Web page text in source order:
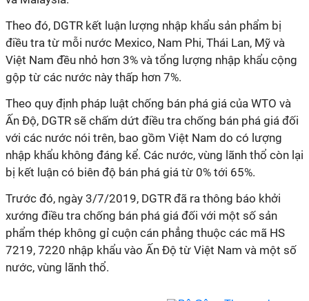
Theo đó, DGTR kết luận lượng nhập khẩu sản phẩm bị
điều tra từ mỗi nước Mexico, Nam Phi, Thái Lan, Mỹ và
Việt Nam đều nhỏ hơn 3% và tổng lượng nhập khẩu cộng
gộp từ các nước này thấp hơn 7%.
Theo quy định pháp luật chống bán phá giá của WTO và
Ấn Độ, DGTR sẽ chấm dứt điều tra chống bán phá giá đối
với các nước nói trên, bao gồm Việt Nam do có lượng
nhập khẩu không đáng kể. Các nước, vùng lãnh thổ còn lại
bị kết luận có biên độ bán phá giá từ 0% tới 65%.
Trước đó, ngày 3/7/2019, DGTR đã ra thông báo khởi
xướng điều tra chống bán phá giá đối với một số sản
phẩm thép không gỉ cuộn cán phẳng thuộc các mã HS
7219, 7220 nhập khẩu vào Ấn Độ từ Việt Nam và một số
nước, vùng lãnh thổ.